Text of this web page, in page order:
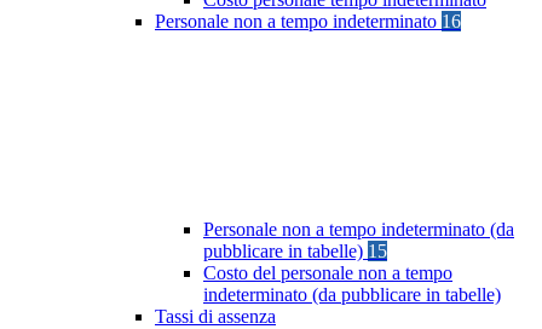
Personale non a tempo indeterminato 16
Personale non a tempo indeterminato (da
pubblicare in tabelle) 15
Costo del personale non a tempo
indeterminato (da pubblicare in tabelle)
Tassi di assenza